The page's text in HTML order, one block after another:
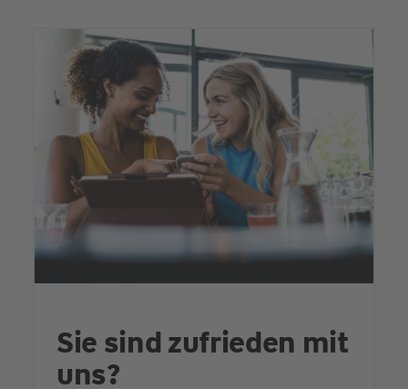
Sie sind zufrieden mit
uns?